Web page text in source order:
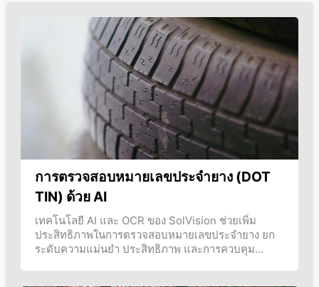
การตรวจสอบหมายเลขประจำยาง (DOT
TIN) ด้วย AI
เทคโนโลยี AI และ OCR ของ SolVision ช่วยเพิ่ม
ประสิทธิภาพในการตรวจสอบหมายเลขประจำยาง ยก
ระดับความแม่นยำ ประสิทธิภาพ และการควบคุม